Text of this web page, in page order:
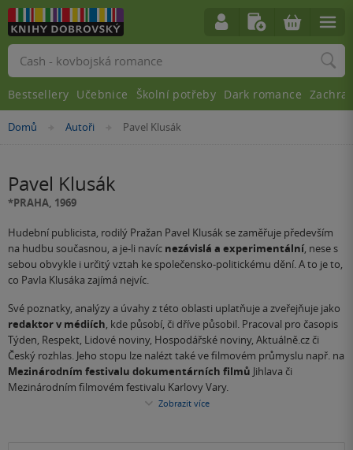
Nacházíte
Domů »Autoři »Pavel Klusák
Pavel Klusák
*PRAHA, 1969
Hudební publicista, rodilý Pražan Pavel Klusák se zaměřuje především
na hudbu současnou, a je-li navíc nezávislá a experimentální, nese s
sebou obvykle i určitý vztah ke společensko-politickému dění. A to je to,
co Pavla Klusáka zajímá nejvíc.
Své poznatky, analýzy a úvahy z této oblasti uplatňuje a zveřejňuje jako
redaktor v médiích, kde působí, či dříve působil. Pracoval pro časopis
Týden, Respekt, Lidové noviny, Hospodářské noviny, Aktuálně.cz či
Český rozhlas. Jeho stopu lze nalézt také ve filmovém průmyslu např. na
Mezinárodním festivalu dokumentárních filmů Jihlava či
Mezinárodním filmovém festivalu Karlovy Vary.
Zobrazit více
Vyhledávání
Bestsellery Učebnice Školní potřeby Dark romance